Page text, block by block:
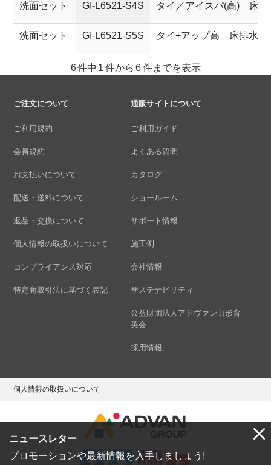
ニュースレター
プロモーションや最新情報を入手しましょう!
洗面セット GI-L6521-S4S タイ／アイスパ(高) 床排
洗面セット GI-L6521-S5S タイ+アップ高 床排水セ
6 件中 1 件から 6 件までを表示
ご注文について
ご利用規約
会員規約
お支払いについて
配送・送料について
返品・交換について
個人情報の取扱いについて
コンプライアンス対応
特定商取引法に基づく表記
通販サイトについて
ご利用ガイド
よくある質問
カタログ
ショールーム
サポート情報
施工例
会社情報
サステナビリティ
公益財団法人アドヴァン山形育
英会
採用情報
個人情報の取扱いについて